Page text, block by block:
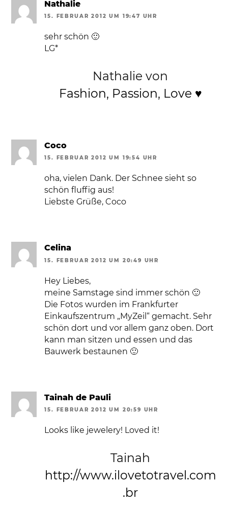
Nathalie
15. FEBRUAR 2012 UM 19:47 UHR
sehr schön 🙂
LG*
Nathalie von
Fashion, Passion, Love ♥
Coco
15. FEBRUAR 2012 UM 19:54 UHR
oha, vielen Dank. Der Schnee sieht so
schön fluffig aus!
Liebste Grüße, Coco
Celina
15. FEBRUAR 2012 UM 20:49 UHR
Hey Liebes,
meine Samstage sind immer schön 🙂
Die Fotos wurden im Frankfurter
Einkaufszentrum „MyZeil“ gemacht. Sehr
schön dort und vor allem ganz oben. Dort
kann man sitzen und essen und das
Bauwerk bestaunen 🙂
Tainah de Pauli
15. FEBRUAR 2012 UM 20:59 UHR
Looks like jewelery! Loved it!
Tainah
http://www.ilovetotravel.com
.br